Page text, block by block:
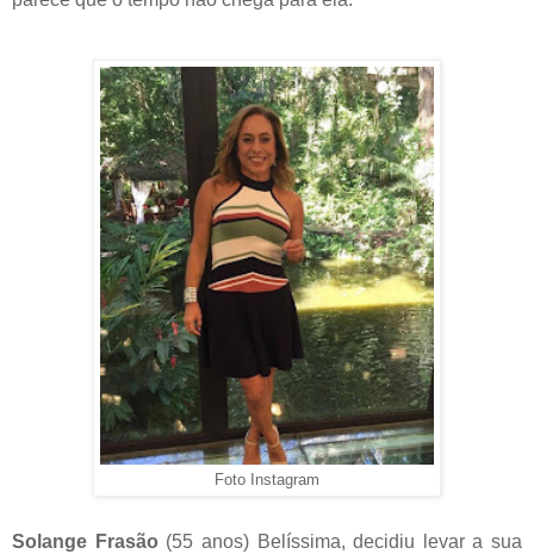
Foto Instagram
Solange Frasão (55 anos) Belíssima, decidiu levar a sua